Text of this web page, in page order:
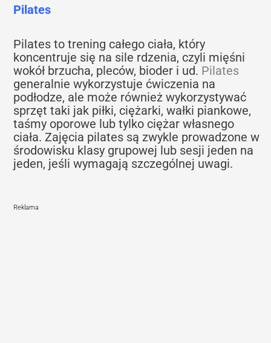
Pilates
Pilates to trening całego ciała, który
koncentruje się na sile rdzenia, czyli mięśni
wokół brzucha, pleców, bioder i ud. Pilates
generalnie wykorzystuje ćwiczenia na
podłodze, ale może również wykorzystywać
sprzęt taki jak piłki, ciężarki, wałki piankowe,
taśmy oporowe lub tylko ciężar własnego
ciała. Zajęcia pilates są zwykle prowadzone w
środowisku klasy grupowej lub sesji jeden na
jeden, jeśli wymagają szczególnej uwagi.
Reklama